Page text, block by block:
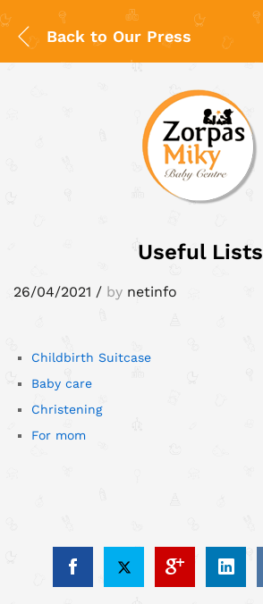
Back to Our Press
Useful Lists
26/04/2021 / by netinfo
Childbirth Suitcase
Baby care
Christening
For mom